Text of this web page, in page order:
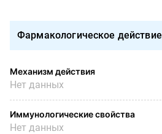
Фармакологическое действие
Механизм действия
Нет данных
Иммунологические свойства
Нет данных